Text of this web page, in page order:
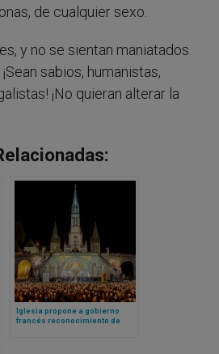
de cualquier sexo.
y no se sientan maniatados
sabios, humanistas,
¡No quieran alterar la
Iglesia propone a gobierno
francés reconocimiento de